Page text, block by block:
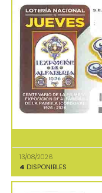
13/08/2026
4 DISPONIBLES